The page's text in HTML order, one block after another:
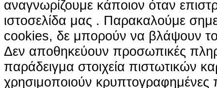
αναγνωρίζουμε κάποιον όταν
ιστοσελίδα μας . Παρακαλούμε
cookies, δε μπορούν να βλάψουν
Δεν αποθηκεύουν προσωπικές
παράδειγμα στοιχεία πιστωτικών
χρησιμοποιούν κρυπτογραφημένες